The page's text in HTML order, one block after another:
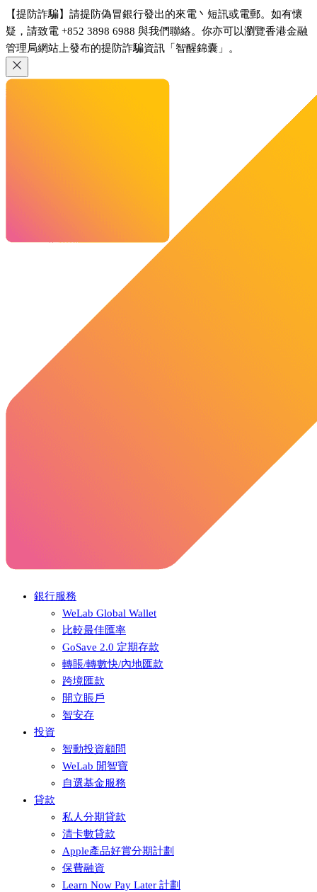
【提防詐騙】請提防偽冒銀行發出的來電丶短訊或電郵。如有懷
疑，請致電 +852 3898 6988 與我們聯絡。你亦可以瀏覽香港金融
管理局網站上發布的提防詐騙資訊「智醒錦囊」。
銀行服務
WeLab Global Wallet
比較最佳匯率
GoSave 2.0 定期存款
轉賬/轉數快/內地匯款
跨境匯款
開立賬戶
智安存
投資
智動投資顧問
WeLab 閒智寶
自選基金服務
貸款
私人分期貸款
清卡數貸款
Apple產品好賞分期計劃
保費融資
Learn Now Pay Later 計劃